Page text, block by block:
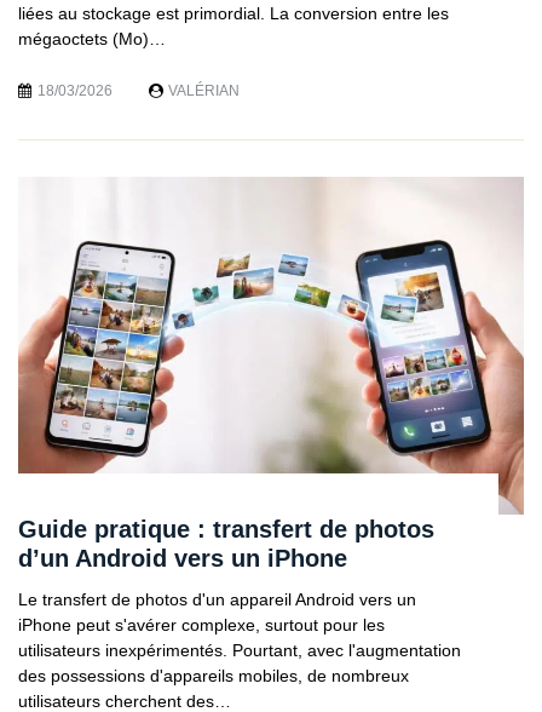
liées au stockage est primordial. La conversion entre les
mégaoctets (Mo)…
18/03/2026 VALÉRIAN
Guide pratique : transfert de photos
d’un Android vers un iPhone
Le transfert de photos d'un appareil Android vers un
iPhone peut s'avérer complexe, surtout pour les
utilisateurs inexpérimentés. Pourtant, avec l'augmentation
des possessions d'appareils mobiles, de nombreux
utilisateurs cherchent des…